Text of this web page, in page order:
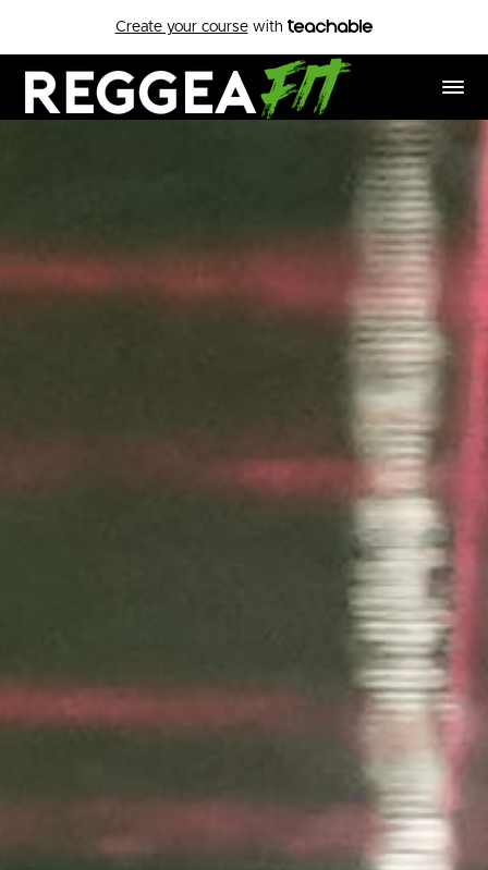
Create your coursewith